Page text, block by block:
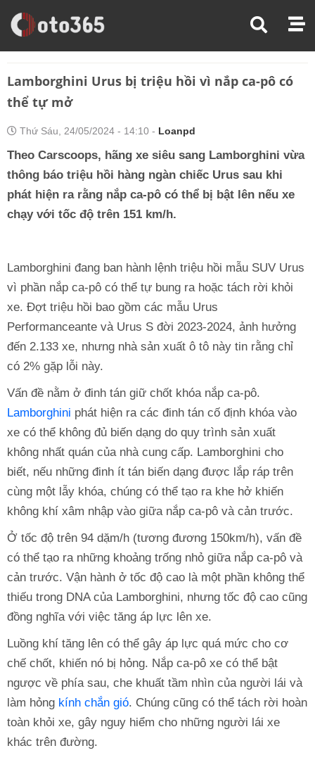
Trang Chủ
Thị Trường Xe
Lamborghini Urus bị triệu hồi vì nắp ca-pô có
thể tự mở
Thứ Sáu, 24/05/2024 - 14:10 - Loanpd
Theo Carscoops, hãng xe siêu sang Lamborghini vừa
thông báo triệu hồi hàng ngàn chiếc Urus sau khi
phát hiện ra rằng nắp ca-pô có thể bị bật lên nếu xe
chạy với tốc độ trên 151 km/h.
Lamborghini đang ban hành lệnh triệu hồi mẫu SUV Urus
vì phần nắp ca-pô có thể tự bung ra hoặc tách rời khỏi
xe. Đợt triệu hồi bao gồm các mẫu Urus
Performanceante và Urus S đời 2023-2024, ảnh hưởng
đến 2.133 xe, nhưng nhà sản xuất ô tô này tin rằng chỉ
có 2% gặp lỗi này.
Vấn đề nằm ở đinh tán giữ chốt khóa nắp ca-pô.
Lamborghini phát hiện ra các đinh tán cố định khóa vào
xe có thể không đủ biến dạng do quy trình sản xuất
không nhất quán của nhà cung cấp. Lamborghini cho
biết, nếu những đinh ít tán biến dạng được lắp ráp trên
cùng một lẫy khóa, chúng có thể tạo ra khe hở khiến
không khí xâm nhập vào giữa nắp ca-pô và cản trước.
Ở tốc độ trên 94 dặm/h (tương đương 150km/h), vấn đề
có thể tạo ra những khoảng trống nhỏ giữa nắp ca-pô và
cản trước. Vận hành ở tốc độ cao là một phần không thể
thiếu trong DNA của Lamborghini, nhưng tốc độ cao cũng
đồng nghĩa với việc tăng áp lực lên xe.
Luồng khí tăng lên có thể gây áp lực quá mức cho cơ
chế chốt, khiến nó bị hỏng. Nắp ca-pô xe có thể bật
ngược về phía sau, che khuất tầm nhìn của người lái và
làm hỏng kính chắn gió. Chúng cũng có thể tách rời hoàn
toàn khỏi xe, gây nguy hiểm cho những người lái xe
khác trên đường.